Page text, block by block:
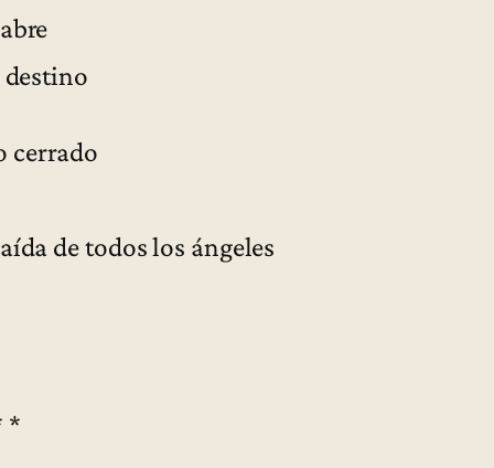
destino
de todos los ángeles
*